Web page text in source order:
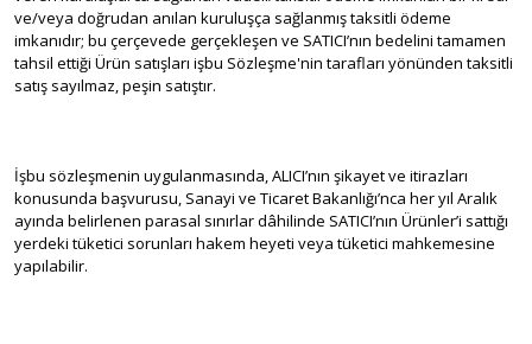
ve/veya doğrudan anılan kuruluşça sağlanmış taksitli ödeme
imkanıdır; bu çerçevede gerçekleşen ve SATICI’nın bedelini tamamen
tahsil ettiği Ürün satışları işbu Sözleşme'nin tarafları yönünden taksitli
satış sayılmaz, peşin satıştır.
İşbu sözleşmenin uygulanmasında, ALICI’nın şikayet ve itirazları
konusunda başvurusu, Sanayi ve Ticaret Bakanlığı’nca her yıl Aralık
ayında belirlenen parasal sınırlar dâhilinde SATICI’nın Ürünler’i sattığı
yerdeki tüketici sorunları hakem heyeti veya tüketici mahkemesine
yapılabilir.